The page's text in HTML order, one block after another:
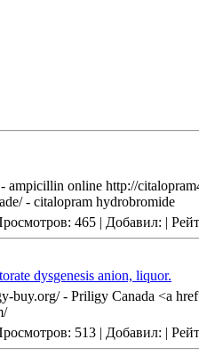
ampicillin online http://
- citalopram hydrobromide
465 | Добавил: |
dysgenesis anion, liquor.
buy.org/ - Priligy Canada <a
513 | Добавил: |